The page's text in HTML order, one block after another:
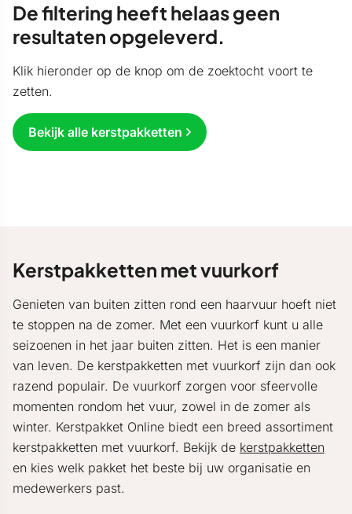
De filtering heeft helaas geen
resultaten opgeleverd.
Klik hieronder op de knop om de zoektocht voort te
zetten.
Bekijk alle kerstpakketten
Kerstpakketten met vuurkorf
Genieten van buiten zitten rond een haarvuur hoeft niet
te stoppen na de zomer. Met een vuurkorf kunt u alle
seizoenen in het jaar buiten zitten. Het is een manier
van leven. De kerstpakketten met vuurkorf zijn dan ook
razend populair. De vuurkorf zorgen voor sfeervolle
momenten rondom het vuur, zowel in de zomer als
winter. Kerstpakket Online biedt een breed assortiment
kerstpakketten met vuurkorf. Bekijk de kerstpakketten
en kies welk pakket het beste bij uw organisatie en
medewerkers past.